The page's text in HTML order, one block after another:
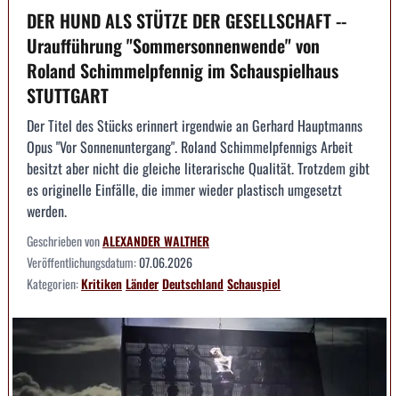
DER HUND ALS STÜTZE DER GESELLSCHAFT --
Uraufführung "Sommersonnenwende" von
Roland Schimmelpfennig im Schauspielhaus
STUTTGART
Der Titel des Stücks erinnert irgendwie an Gerhard Hauptmanns
Opus "Vor Sonnenuntergang". Roland Schimmelpfennigs Arbeit
besitzt aber nicht die gleiche literarische Qualität. Trotzdem gibt
es originelle Einfälle, die immer wieder plastisch umgesetzt
werden.
Geschrieben vonALEXANDER WALTHER
Veröffentlichungsdatum:07.06.2026
Kategorien:KritikenLänderDeutschlandSchauspiel